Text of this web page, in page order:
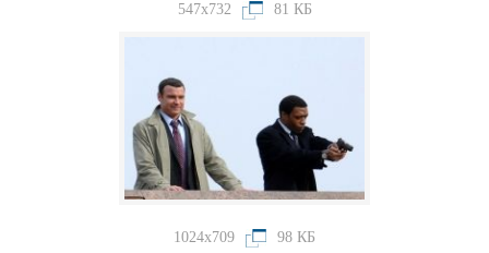
547x732 81 КБ
1024x709 98 КБ